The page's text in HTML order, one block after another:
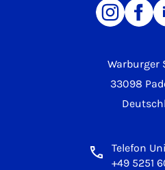
Warburger
33098
Telefon
+49 5251